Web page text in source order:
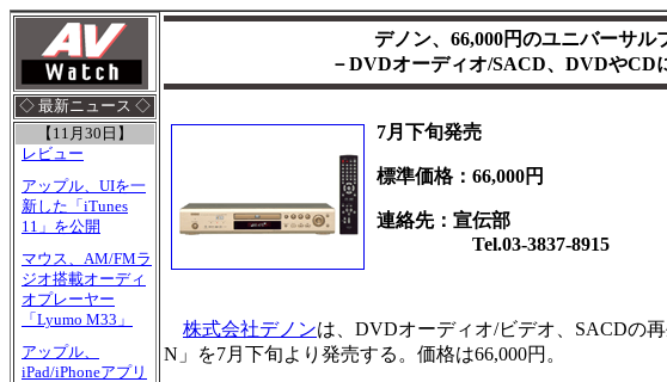
◇ 最新ニュース ◇
【11月30日】
レビュー
アップル、UIを一
新した「iTunes
11」を公開
マウス、AM/FMラ
ジオ搭載オーディ
オプレーヤー
「Lyumo M33」
アップル、
iPad/iPhoneアプリ
デノン、66,000円のユニバーサル
－DVDオーディオ/SACD、DVDや
7月下旬発売
標準価格：66,000円
連絡先：宣伝部
Tel.03-3837-8915
株式会社デノンは、DVDオーディオ/ビデオ、SACDの
N」を7月下旬より発売する。価格は66,000円。